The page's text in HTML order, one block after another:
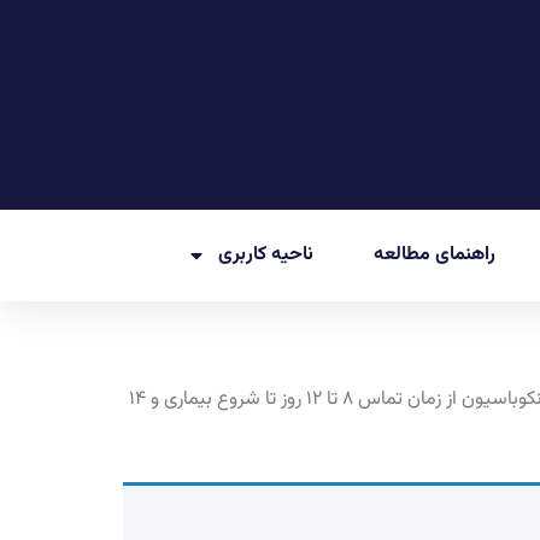
راهنمای مطالعه ناحیه کاربری
اگزانتم‌های ویروسی در کودکان! نوبت می‌رسد به سرخک و ده نکته مهم در مورد آن! نکته اول: بیماری سرخك ۴ مرحله دارد: مرحله انكوباسيون از زمان تماس ۸ تا ۱۲ روز تا شروع بيمارى و ۱۴